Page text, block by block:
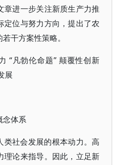
章进一步关注新质生产力推
定位与努力方向，提出了农
干方案性策略。
“凡勃伦命题” 颠覆性创新
展
念体系
类社会发展的根本动力。高
理论来指导。因此，立足新